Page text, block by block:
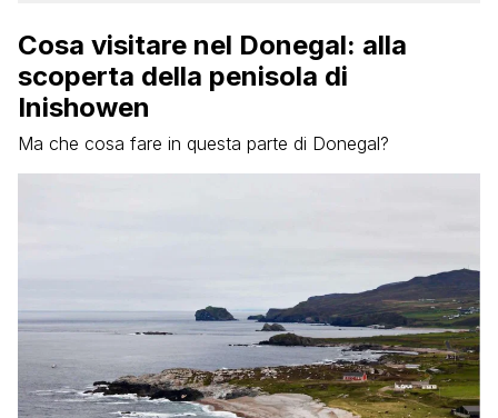
Cosa visitare nel Donegal: alla
scoperta della penisola di
Inishowen
Ma che cosa fare in questa parte di Donegal?